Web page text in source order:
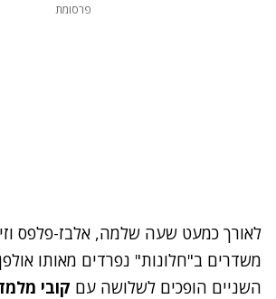
פרסומת
לאורך כמעט שעה שלמה, אלבז-פלפס
משדרים ב"חלונות" נפרדים מאותו
השניים הופכים לשלושה עם קובי